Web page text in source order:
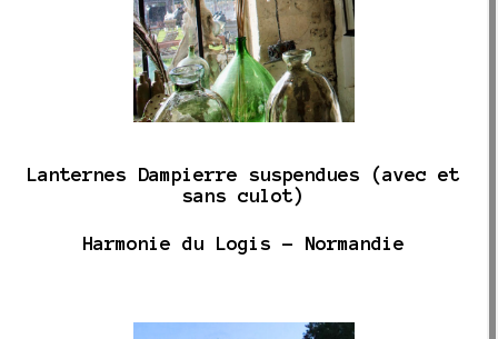
Lanternes Dampierre suspendues (avec et
sans culot)
Harmonie du Logis - Normandie